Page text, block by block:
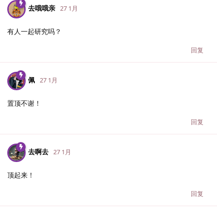
去哦哦亲 27 1月
有人一起研究吗？
回复
佩 27 1月
置顶不谢！
回复
去啊去 27 1月
顶起来！
回复